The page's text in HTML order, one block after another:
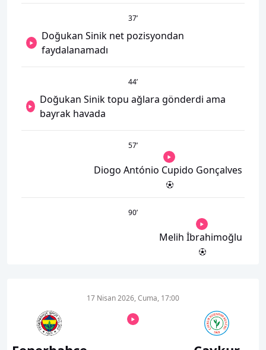
37’
Doğukan Sinik net pozisyondan
faydalanamadı
44’
Doğukan Sinik topu ağlara gönderdi ama
bayrak havada
57’
Diogo António Cupido Gonçalves
90’
Melih İbrahimoğlu
17 Nisan 2026, Cuma, 17:00